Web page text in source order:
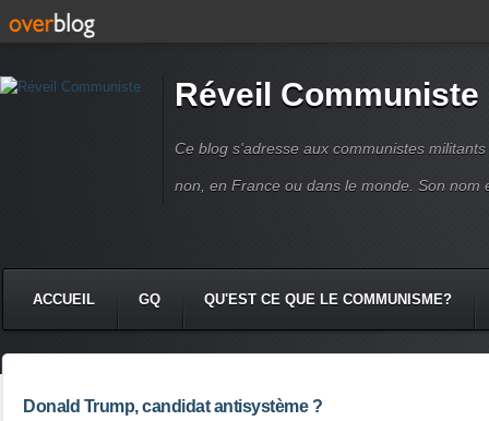
Réveil Communiste
Ce blog s'adresse aux communistes
non, en France ou dans le monde. Son nom
ACCUEIL GQ QU'EST CE QUE LE COMMUNISME?
Donald Trump, candidat antisystème ?